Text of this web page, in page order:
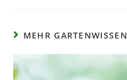
MEHR GARTENWISSEN